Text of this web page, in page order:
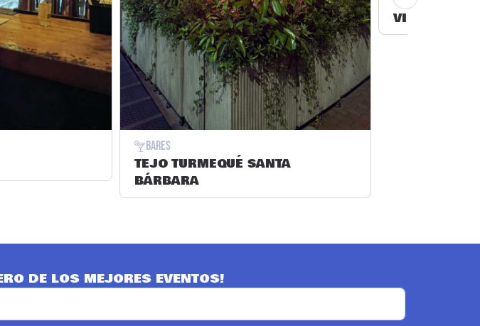
Bares
TEJO TURMEQUÉ SANTA
BÁRBARA
VIDEO CLUB
DE LOS MEJORES EVENTOS!